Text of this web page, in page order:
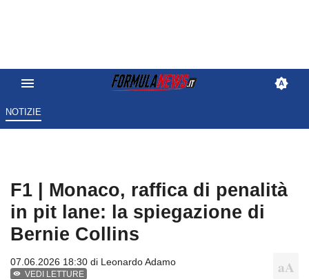
NOTIZIE
F1 | Monaco, raffica di penalità
in pit lane: la spiegazione di
Bernie Collins
07.06.2026 18:30 di Leonardo Adamo
VEDI LETTURE